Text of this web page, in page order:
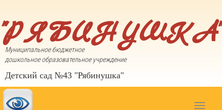
"РЯБИНУШКА"
Муниципальное бюджетное
дошкольное образовательное учреждение
Детский сад №43 "Рябинушка"
Toggle